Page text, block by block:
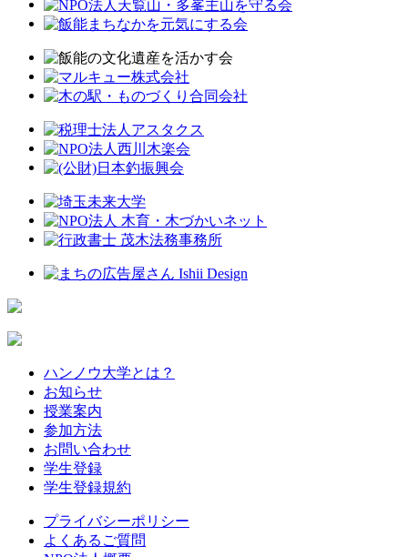
ハンノウ大学とは？
お知らせ
授業案内
参加方法
お問い合わせ
学生登録
学生登録規約
プライバシーポリシー
よくあるご質問